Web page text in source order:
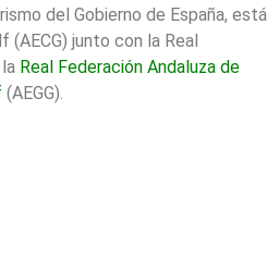
del Gobierno de España, está
(AECG) junto con la Real
Real Federación Andaluza de
(AEGG).